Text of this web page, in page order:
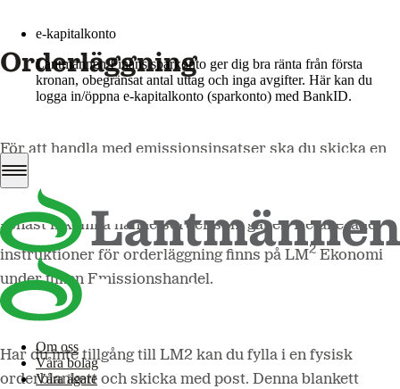
e-kapitalkonto
Lantmännen Finans sparkonto ger dig bra ränta från första
kronan, obegränsat antal uttag och inga avgifter. Här kan du
logga in/öppna e-kapitalkonto (sparkonto) med BankID.
Om oss
Våra bolag
Våra ägare
Orderläggning
För att handla med emissionsinsatser ska du skicka en
order genom att fylla i det digitala orderformuläret på
Ekonomi
senast inkomna handelsorder som gäller. Detaljerade
instruktioner för orderläggning finns på LM2 Ekonomi
under fliken Emissionshandel.
Har du inte tillgång till LM2 kan du fylla i en fysisk
orderblankett och skicka med post. Denna blankett